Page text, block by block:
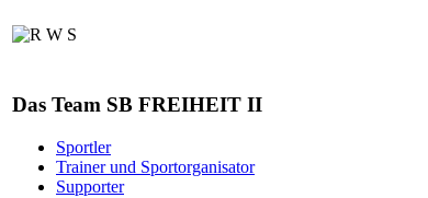
Das Team SB FREIHEIT II
Sportler
Trainer und Sportorganisator
Supporter